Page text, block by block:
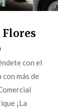
Flores
con el
más de
¡La